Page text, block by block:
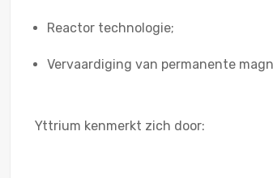
Reactor technologie;
Vervaardiging van permanente
Yttrium kenmerkt zich door: